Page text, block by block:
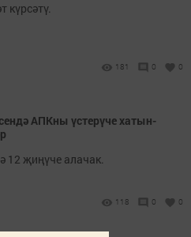
күрсәтү.
181 0 0
АПКны үстерүче хатын-
12 җиңүче алачак.
118 0 0